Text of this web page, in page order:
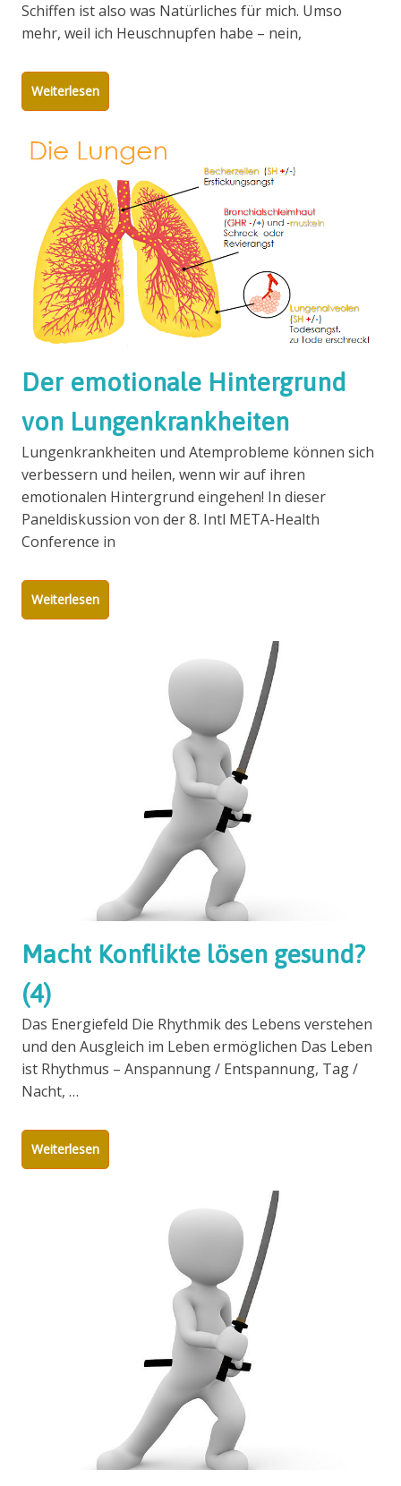
Schiffen ist also was Natürliches für mich. Umso
mehr, weil ich Heuschnupfen habe – nein,
Weiterlesen
Der emotionale Hintergrund
von Lungenkrankheiten
Lungenkrankheiten und Atemprobleme können sich
verbessern und heilen, wenn wir auf ihren
emotionalen Hintergrund eingehen! In dieser
Paneldiskussion von der 8. Intl META-Health
Conference in
Weiterlesen
Macht Konflikte lösen gesund?
(4)
Das Energiefeld Die Rhythmik des Lebens verstehen
und den Ausgleich im Leben ermöglichen Das Leben
ist Rhythmus – Anspannung / Entspannung, Tag /
Nacht, …
Weiterlesen